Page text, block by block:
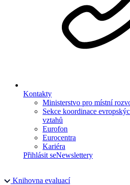
Kontakty
Ministerstvo pro místní
Sekce koordinace
vztahů
Eurofon
Eurocentra
Kariéra
Přihlásit seNewslettery
Knihovna evaluací